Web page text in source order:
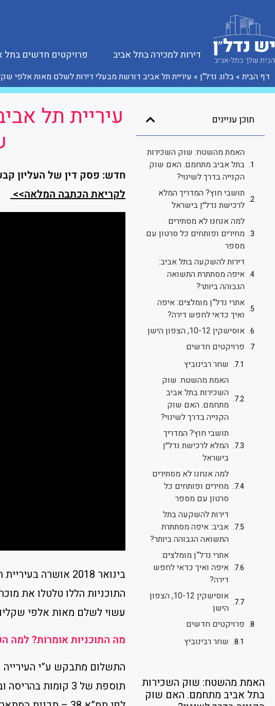
דירות למכירה בתל אביב פרויקטים חדשים בתל
דף הבית» בלוג נדל"ן » עיריית תל אביב דורשת מבעלי דירות לשלם מאות אלפי
תוכן עניינים
האמת מהשטח: שוק השכירות
בתל אביב מתחמם. האם שוק
הקנייה בדרך לשינוי?
תושבי חוץ? המדריך המלא
לרכישת נדל״ן בישראל
למה אנחנו לא מסתירים
מחירים ופותחים כל סרטון עם
מספר
דירות להשקעה בתל אביב:
איפה מסתתרת התשואה
הגבוהה ביותר?
אתרי נדל”ן מומלצים: איפה
ואיך כדאי לחפש דירה?
אוסישקין 10-12, הצפון הישן
פרויקטים חדשים
שחר רבינוביץ
האמת מהשטח: שוק
השכירות בתל אביב
מתחמם. האם שוק
הקנייה בדרך לשינוי?
תושבי חוץ? המדריך
המלא לרכישת נדל״ן
בישראל
למה אנחנו לא מסתירים
מחירים ופותחים כל
סרטון עם מספר
דירות להשקעה בתל
אביב: איפה מסתתרת
התשואה הגבוהה ביותר?
אתרי נדל”ן מומלצים:
איפה ואיך כדאי לחפש
דירה?
אוסישקין 10-12, הצפון
הישן
פרויקטים חדשים
שחר רבינוביץ
האמת מהשטח: שוק השכירות
בתל אביב מתחמם. האם שוק
עיריית תל
חדש: פסק דין של העליון קבע שלא
לקריאת הכתבה המלאה>>
התוכניות הללו טלטלו את
עשוי לשלם מאות אלפי
מה התוכניות אומרות?